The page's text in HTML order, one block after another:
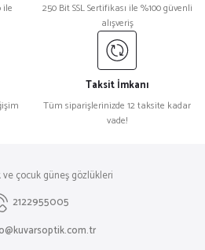
%23
Kadın Güneş Gözlüğü
Kadın Güneş Gözlüğü
ile
250 Bit SSL Sertifikası ile %100 güvenli
alışveriş
Taksit İmkanı
Tüm siparişlerinizde 12 taksite kadar
vade!
ve çocuk güneş gözlükleri
2122955005